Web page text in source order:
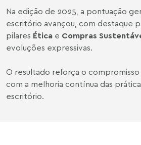
Na edição de 2025, a pontuação
escritório avançou, com destaque
pilares Ética e Compras
evoluções expressivas.
O resultado reforça o compromisso
com a melhoria contínua das
escritório.